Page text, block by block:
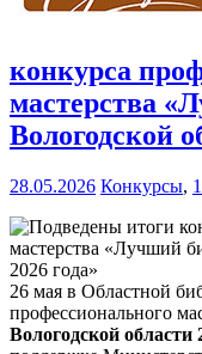
конкурса
мастерства
Вологодской
28.05.2026 Конкурсы,
26 мая в Областной
профессионального
Вологодской области